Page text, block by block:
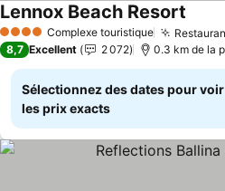
4 Étoiles Complexe touristique
Lennox Beach Resort
8,7 Excellent 2 072 0.3 km de la
Sélectionnez des dates pour voir
les prix exacts